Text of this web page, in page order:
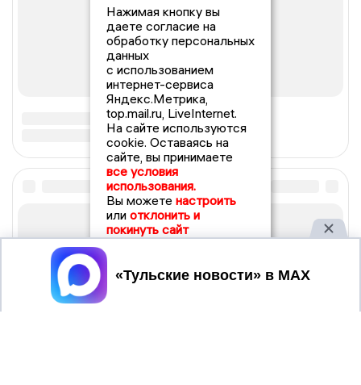
Нажимая кнопку вы
даете согласие на
обработку персональных
данных
с использованием
интернет-сервиса
Яндекс.Метрика,
top.mail.ru, LiveInternet.
На сайте используются
cookie. Оставаясь на
сайте, вы принимаете
все условия
использования.
Вы можете настроить
или отклонить и
покинуть сайт
Принять